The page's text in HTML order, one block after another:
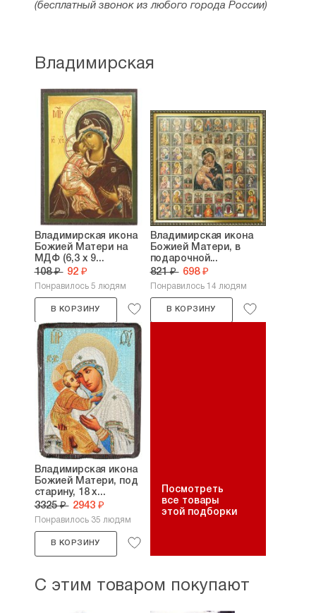
(бесплатный звонок из любого города России)
Владимирская
Владимирская икона
Божией Матери на
МДФ (6,3 х 9...
108 ₽ 92 ₽
Понравилось 5 людям
В КОРЗИНУ
Владимирская икона
Божией Матери, в
подарочной...
821 ₽ 698 ₽
Понравилось 14 людям
В КОРЗИНУ
Владимирская икона
Божией Матери, под
старину, 18 х...
3325 ₽ 2943 ₽
Понравилось 35 людям
В КОРЗИНУ
Посмотреть
все товары
этой подборки
С этим товаром покупают